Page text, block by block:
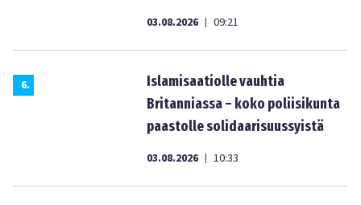
03.08.2026 | 09:21
6.
Islamisaatiolle vauhtia
Britanniassa – koko poliisikunta
paastolle solidaarisuussyistä
03.08.2026 | 10:33